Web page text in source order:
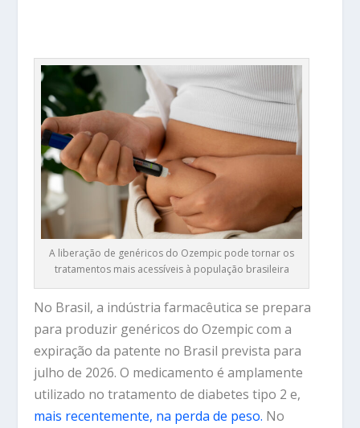
A liberação de genéricos do Ozempic pode tornar os
tratamentos mais acessíveis à população brasileira
No Brasil, a indústria farmacêutica se prepara
para produzir genéricos do Ozempic com a
expiração da patente no Brasil prevista para
julho de 2026. O medicamento é amplamente
utilizado no tratamento de diabetes tipo 2 e,
mais recentemente, na perda de peso. No